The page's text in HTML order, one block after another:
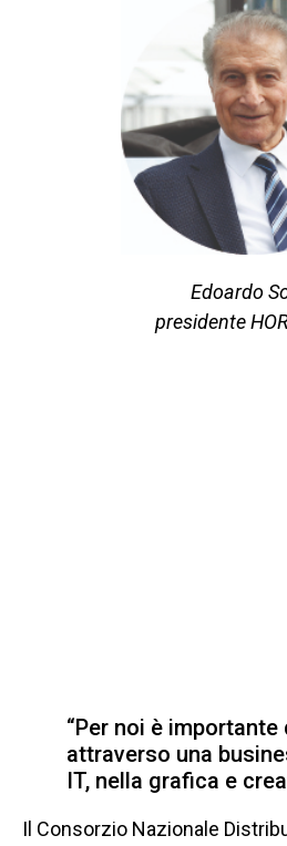
Edoardo
presidente
“Per noi è
attraverso una
IT, nella grafica e
Il Consorzio Nazionale